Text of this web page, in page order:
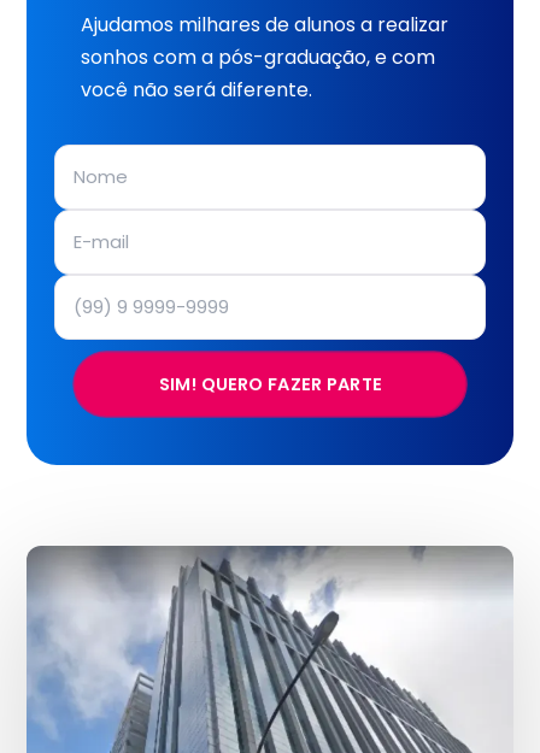
Ajudamos milhares de alunos a realizar
sonhos com a pós-graduação, e com
você não será diferente.
SIM! QUERO FAZER PARTE